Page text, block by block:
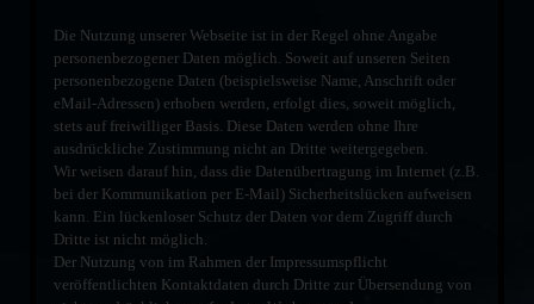
Die Nutzung unserer Webseite ist in der Regel ohne Angabe
personenbezogener Daten möglich. Soweit auf unseren Seiten
personenbezogene Daten (beispielsweise Name, Anschrift oder
eMail-Adressen) erhoben werden, erfolgt dies, soweit möglich,
stets auf freiwilliger Basis. Diese Daten werden ohne Ihre
ausdrückliche Zustimmung nicht an Dritte weitergegeben.
Wir weisen darauf hin, dass die Datenübertragung im Internet (z.B.
bei der Kommunikation per E-Mail) Sicherheitslücken aufweisen
kann. Ein lückenloser Schutz der Daten vor dem Zugriff durch
Dritte ist nicht möglich.
Der Nutzung von im Rahmen der Impressumspflicht
veröffentlichten Kontaktdaten durch Dritte zur Übersendung von